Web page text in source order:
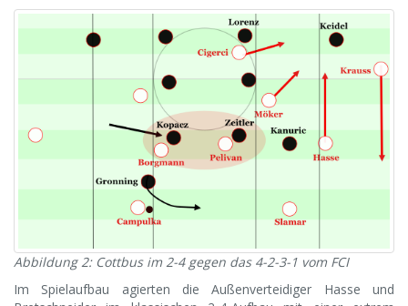
Abbildung 2: Cottbus im 2-4 gegen das 4-2-3-1 vom FCI
Im Spielaufbau agierten die Außenverteidiger Hasse und